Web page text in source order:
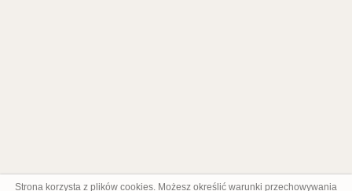
Strona korzysta z plików cookies. Możesz określić warunki przechowywania